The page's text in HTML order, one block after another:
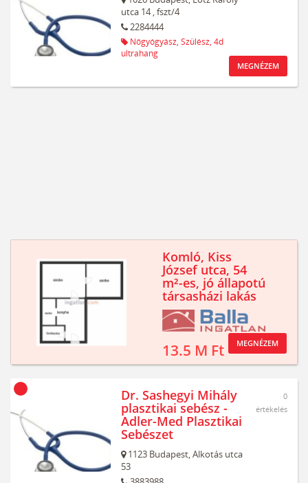
utca 14, fszt/4
2284444
Nőgyógyász, Szülész, 4d
ultrahang
MEGNÉZEM
Komló, Kiss
József utca, 54
m²-es, jó állapotú
társasházi lakás
13.5 M Ft MEGNÉZEM
Dr. Sashegyi Mihály
plasztikai sebész -
Adler-Med Plasztikai
Sebészet
1123 Budapest,Alkotás utca
53
0
értékelés